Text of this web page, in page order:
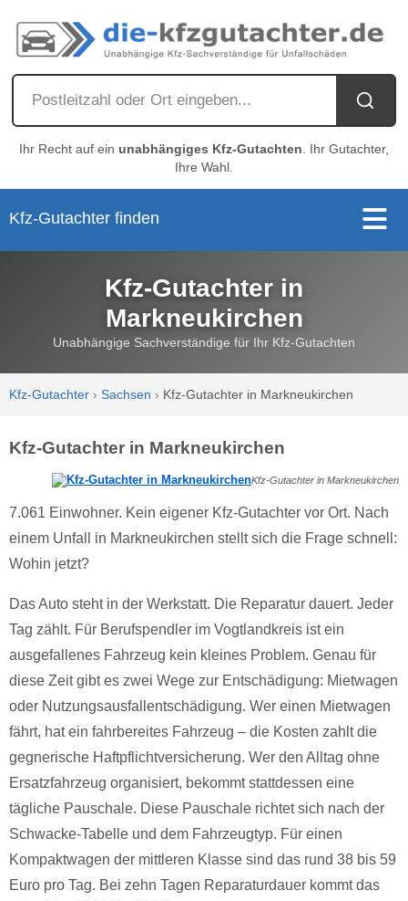
Ihr Recht auf ein unabhängiges Kfz-Gutachten . Ihr Gutachter,
Ihre Wahl.
Kfz-Gutachter finden
Kfz-Gutachter in
Markneukirchen
Unabhängige Sachverständige für Ihr Kfz-Gutachten
Kfz-Gutachter ›Sachsen › Kfz-Gutachter in Markneukirchen
Kfz-Gutachter in Markneukirchen
Kfz-Gutachter in Markneukirchen
7.061 Einwohner. Kein eigener Kfz-Gutachter vor Ort. Nach
einem Unfall in Markneukirchen stellt sich die Frage schnell:
Wohin jetzt?
Das Auto steht in der Werkstatt. Die Reparatur dauert. Jeder
Tag zählt. Für Berufspendler im Vogtlandkreis ist ein
ausgefallenes Fahrzeug kein kleines Problem. Genau für
diese Zeit gibt es zwei Wege zur Entschädigung: Mietwagen
oder Nutzungsausfallentschädigung. Wer einen Mietwagen
fährt, hat ein fahrbereites Fahrzeug – die Kosten zahlt die
gegnerische Haftpflichtversicherung. Wer den Alltag ohne
Ersatzfahrzeug organisiert, bekommt stattdessen eine
tägliche Pauschale. Diese Pauschale richtet sich nach der
Schwacke-Tabelle und dem Fahrzeugtyp. Für einen
Kompaktwagen der mittleren Klasse sind das rund 38 bis 59
Euro pro Tag. Bei zehn Tagen Reparaturdauer kommt das